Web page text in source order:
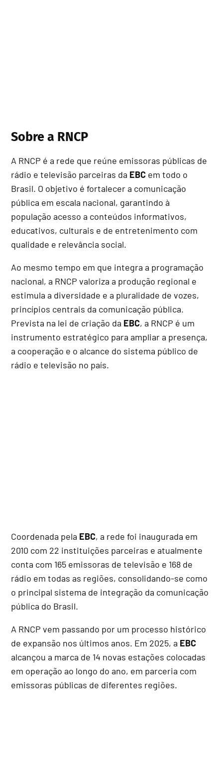
Sobre a RNCP
A RNCP é a rede que reúne emissoras públicas de
rádio e televisão parceiras da EBC em todo o
Brasil. O objetivo é fortalecer a comunicação
pública em escala nacional, garantindo à
população acesso a conteúdos informativos,
educativos, culturais e de entretenimento com
qualidade e relevância social.
Ao mesmo tempo em que integra a programação
nacional, a RNCP valoriza a produção regional e
estimula a diversidade e a pluralidade de vozes,
princípios centrais da comunicação pública.
Prevista na lei de criação da EBC, a RNCP é um
instrumento estratégico para ampliar a presença,
a cooperação e o alcance do sistema público de
rádio e televisão no país.
Coordenada pela EBC, a rede foi inaugurada em
2010 com 22 instituições parceiras e atualmente
conta com 165 emissoras de televisão e 168 de
rádio em todas as regiões, consolidando-se como
o principal sistema de integração da comunicação
pública do Brasil.
A RNCP vem passando por um processo histórico
de expansão nos últimos anos. Em 2025, a EBC
alcançou a marca de 14 novas estações colocadas
em operação ao longo do ano, em parceria com
emissoras públicas de diferentes regiões.